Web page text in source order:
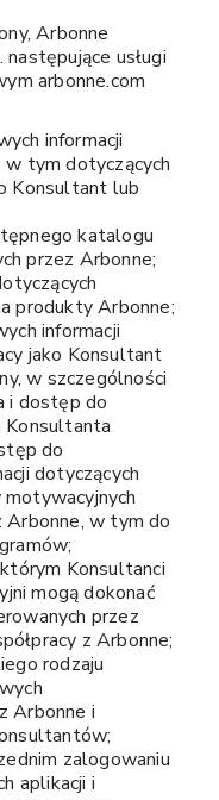
Arbonne
następujące usługi
arbonne.com
informacji
w tym dotyczących
Konsultant lub
katalogu
przez Arbonne;
produkty Arbonne;
informacji
jako Konsultant
w szczególności
i dostęp do
Konsultanta
do
dotyczących
Arbonne, w tym do
Konsultanci
mogą dokonać
przez
z Arbonne;
rodzaju
Arbonne i
zalogowaniu
aplikacji i